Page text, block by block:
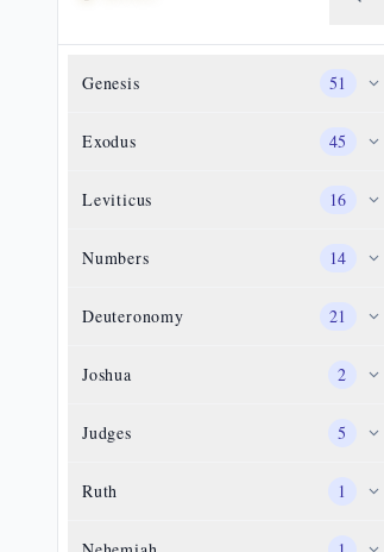
Genesis 51
Exodus 45
Leviticus 16
Numbers 14
Deuteronomy 21
Joshua 2
Judges 5
Ruth 1